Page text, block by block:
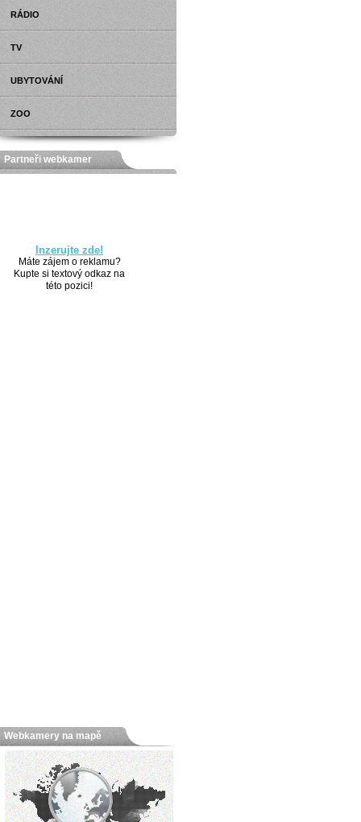
RÁDIO
TV
UBYTOVÁNÍ
ZOO
Partneři webkamer
Inzerujte zde!
Máte zájem o reklamu?
Kupte si textový odkaz na
této pozici!
Webkamery na mapě